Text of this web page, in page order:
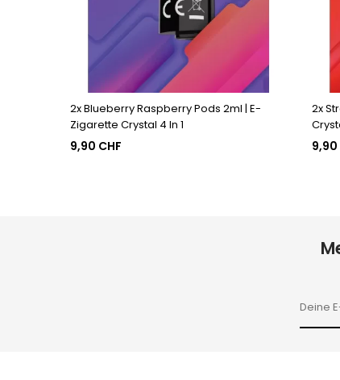
2x Blueberry Raspberry Pods 2ml | E-
Zigarette Crystal 4 In 1
9,90 CHF
2x
9,90